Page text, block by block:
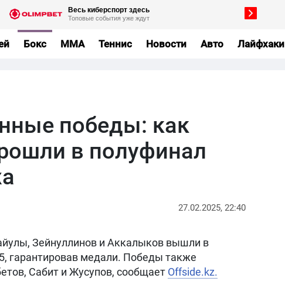
Бокс MMA Теннис Новости Авто Лайфхаки
победы: как
в полуфинал
27.02.2025, 22:40
Зейнуллинов и Аккалыков вышли в
гарантировав медали. Победы также
Сабит и Жусупов, сообщает Offside.kz.